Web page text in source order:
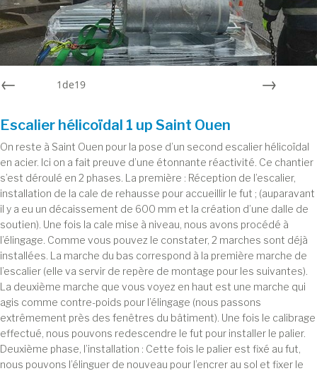
1de19
Escalier hélicoïdal 1 up Saint Ouen
On reste à Saint Ouen pour la pose d’un second escalier hélicoïdal
en acier. Ici on a fait preuve d’une étonnante réactivité. Ce chantier
s’est déroulé en 2 phases. La première : Réception de l’escalier,
installation de la cale de rehausse pour accueillir le fut ; (auparavant
il y a eu un décaissement de 600 mm et la création d’une dalle de
soutien). Une fois la cale mise à niveau, nous avons procédé à
l’élingage. Comme vous pouvez le constater, 2 marches sont déjà
installées. La marche du bas correspond à la première marche de
l’escalier (elle va servir de repère de montage pour les suivantes).
La deuxième marche que vous voyez en haut est une marche qui
agis comme contre-poids pour l’élingage (nous passons
extrêmement près des fenêtres du bâtiment). Une fois le calibrage
effectué, nous pouvons redescendre le fut pour installer le palier.
Deuxième phase, l’installation : Cette fois le palier est fixé au fut,
nous pouvons l’élinguer de nouveau pour l’encrer au sol et fixer le